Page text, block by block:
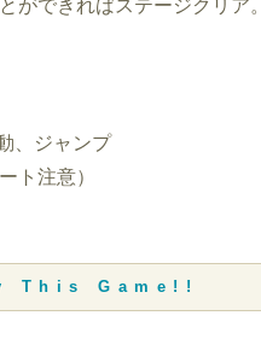
ができればステージクリア。
、ジャンプ
ト注意）
This Game!!